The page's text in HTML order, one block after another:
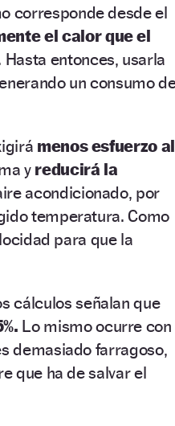
corresponde desde el
el calor que el
entonces, usarla
un consumo
menos esfuerzo al
y reducirá la
acondicionado, por
temperatura. Como
para que la
cálculos señalan que
Lo mismo ocurre con
demasiado farragoso,
que ha de salvar el